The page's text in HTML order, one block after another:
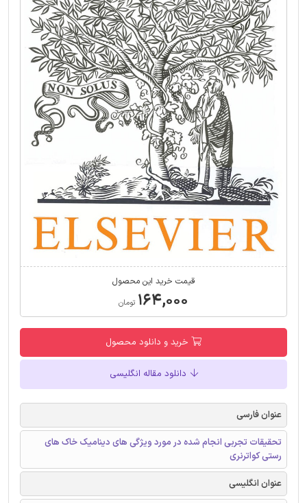
قیمت خرید این محصول
۱۶۴,۰۰۰ تومان
خرید و دانلود محصول
دانلود مقاله انگلیسی
عنوان فارسی
تحقیقات تجربی انجام شده در مورد ویژگی های دینامیک خاک های
رستی کواترنری
عنوان انگلیسی